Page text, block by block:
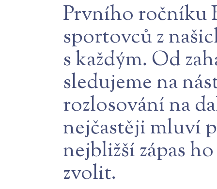
Prvního ročníku
sportovců z
s každým. Od
sledujeme na
rozlosování na
nejčastěji mluví
nejbližší zápas
zvolit.